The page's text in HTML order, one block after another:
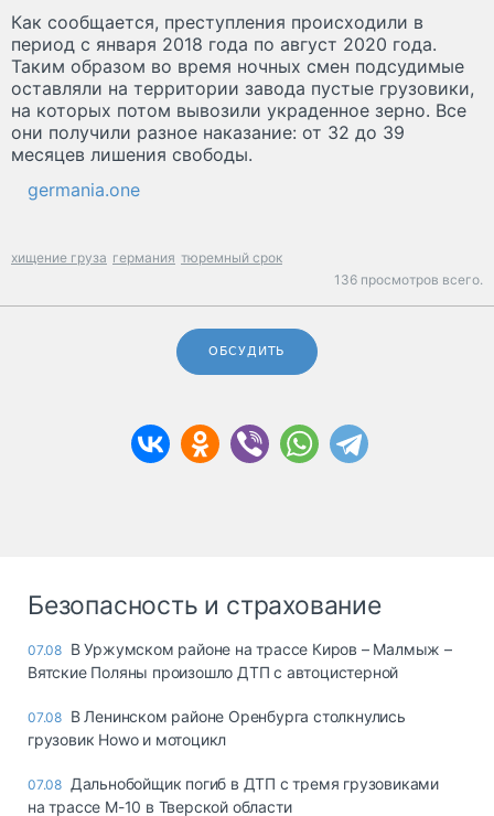
Как сообщается, преступления происходили в
период с января 2018 года по август 2020 года.
Таким образом во время ночных смен подсудимые
оставляли на территории завода пустые грузовики,
на которых потом вывозили украденное зерно. Все
они получили разное наказание: от 32 до 39
месяцев лишения свободы.
germania.one
хищение груза германия тюремный срок
136 просмотров всего.
ОБСУДИТЬ
Безопасность и страхование
07.08 В Уржумском районе на трассе Киров – Малмыж –
Вятские Поляны произошло ДТП с автоцистерной
07.08 В Ленинском районе Оренбурга столкнулись
грузовик Howo и мотоцикл
07.08 Дальнобойщик погиб в ДТП с тремя грузовиками
на трассе М-10 в Тверской области